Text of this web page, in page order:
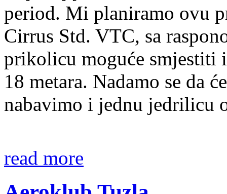
period. Mi planiramo ovu
Cirrus Std. VTC, sa
prikolicu moguće smjestiti
18 metara. Nadamo se da
nabavimo i jednu jedrilicu
read more